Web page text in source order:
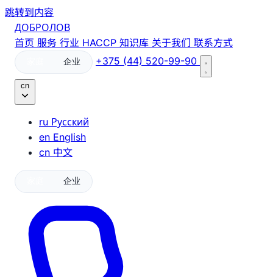
跳转到内容
ДОБРОЛОВ
首页 服务 行业 HACCP 知识库 关于我们 联系方式
企业 +375 (44) 520-99-90
cn
ru Русский
en English
cn 中文
企业